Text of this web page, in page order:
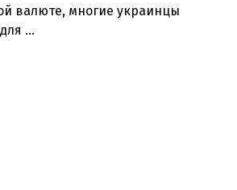
валюте, многие украинцы
...